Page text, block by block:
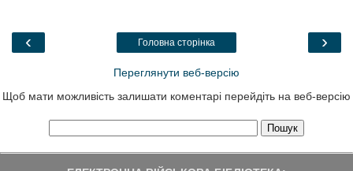
k
m
‹ ›
Головна сторінка
Переглянути веб-версію
Щоб мати можливість залишати коментарі перейдіть на веб-версію